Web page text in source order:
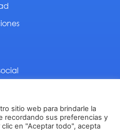
sitio web para brindarle la
recordando sus preferencias y
en "Aceptar todo", acepta